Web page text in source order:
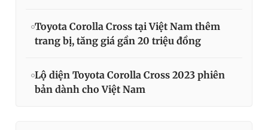
Toyota Corolla Cross tại Việt Nam thêm
trang bị, tăng giá gần 20 triệu đồng
Lộ diện Toyota Corolla Cross 2023 phiên
bản dành cho Việt Nam